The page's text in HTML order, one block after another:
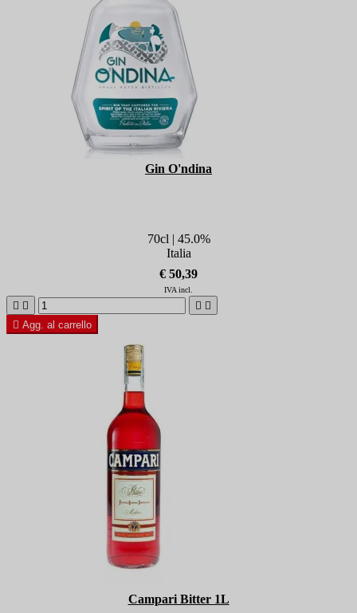
Gin O'ndina
70cl | 45.0%
Italia
€ 50,39
IVA incl.
   
 Agg. al carrello
Campari Bitter 1L